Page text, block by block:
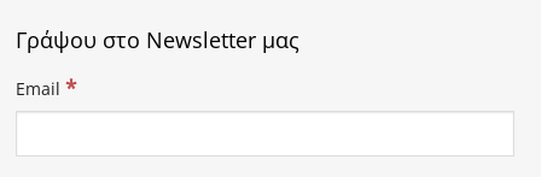
Γράψου στο Newsletter μας
Email *